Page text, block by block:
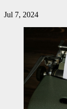
Jul 7, 2024